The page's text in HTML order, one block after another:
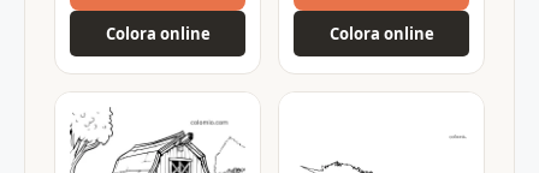
Colora online Colora online